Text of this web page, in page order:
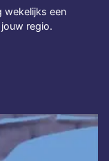
wekelijks een
regio.